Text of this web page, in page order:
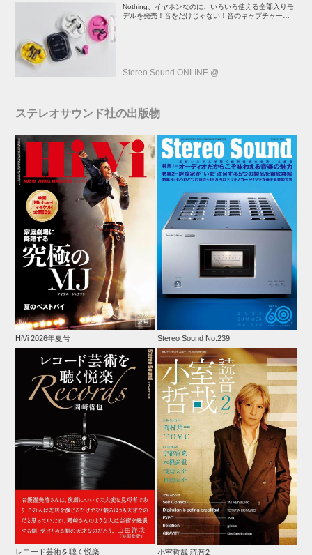
Nothing、イヤホンなのに、いろいろ使える全部入りモ
デルを発売！音をだけじゃない！音のキャプチャーや、
Stereo Sound ONLINE @
ステレオサウンド社の出版物
HiVi 2026年夏号 Stereo Sound No.239
レコード芸術を聴く悦楽 小室哲哉 読音2